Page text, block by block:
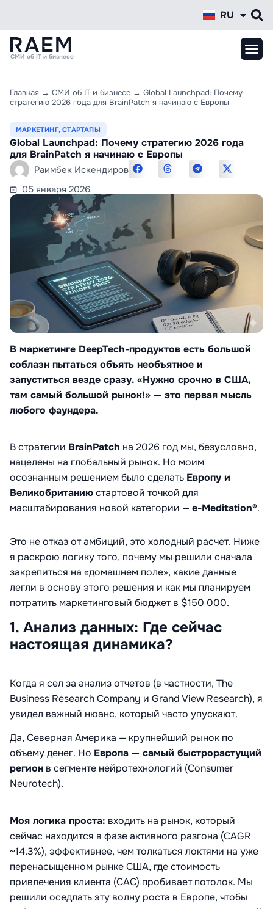
RU
KZ
СМИ об IT и бизнесе
Главная → СМИ об IT и бизнесе → Global Launchpad: Почему
стратегию 2026 года для BrainPatch я начинаю с Европы
МАРКЕТИНГ,СТАРТАПЫ
Global Launchpad: Почему стратегию 2026 года
для BrainPatch я начинаю с Европы
Раимбек Искендиров
05 января 2026
В маркетинге DeepTech-продуктов есть большой
соблазн пытаться объять необъятное и
запуститься везде сразу. «Нужно срочно в США,
там самый большой рынок!» — это первая мысль
любого фаундера.
В стратегии BrainPatch на 2026 год мы, безусловно,
нацелены на глобальный рынок. Но моим
осознанным решением было сделать Европу и
Великобританиюстартовой точкой для
масштабирования новой категории — e-Meditation®.
Это не отказ от амбиций, это холодный расчет. Ниже
я раскрою логику того, почему мы решили сначала
закрепиться на «домашнем поле», какие данные
легли в основу этого решения и как мы планируем
потратить маркетинговый бюджет в $150 000.
1. Анализ данных: Где сейчас
настоящая динамика?
Когда я сел за анализ отчетов (в частности, The
Business Research Company и Grand View Research), я
увидел важный нюанс, который часто упускают.
Да, Северная Америка — крупнейший рынок по
объему денег. Но Европа — самый быстрорастущий
регион в сегменте нейротехнологий (Consumer
Neurotech).
Моя логика проста: входить на рынок, который
сейчас находится в фазе активного разгона (CAGR
~14.3%), эффективнее, чем толкаться локтями на уже
перенасыщенном рынке США, где стоимость
привлечения клиента (CAC) пробивает потолок. Мы
решили оседлать эту волну роста в Европе, чтобы